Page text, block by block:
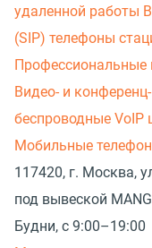
удаленной работы
(SIP) телефоны
Профессиональные
Видео- и
беспроводные VoIP
Мобильные
117420, г. Москва,
под вывеской
Будни, с 9:00–19:00